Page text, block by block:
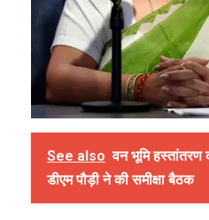
See also वन भूमि
डीएम पौड़ी ने की समीक्षा बैठक